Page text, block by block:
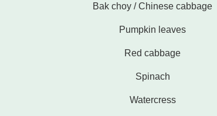
Bak choy / Chinese cabbage
Pumpkin leaves
Red cabbage
Spinach
Watercress